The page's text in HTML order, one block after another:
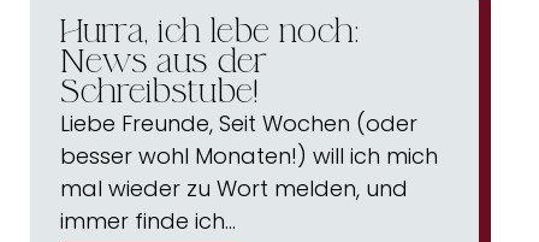
Hurra, ich lebe noch:
News aus der
Schreibstube!
Liebe Freunde, Seit Wochen (oder
besser wohl Monaten!) will ich mich
mal wieder zu Wort melden, und
immer finde ich…